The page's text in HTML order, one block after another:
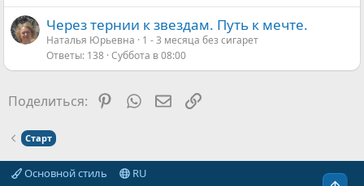
Через тернии к звездам. Путь к мечте.
Наталья Юрьевна
1 - 3 месяца без сигарет
Ответы 138 Суббота в 08:00
Поделиться: Pinterest
WhatsAppЭлектронная почта
Ссылка
Старт
Основной стиль RU